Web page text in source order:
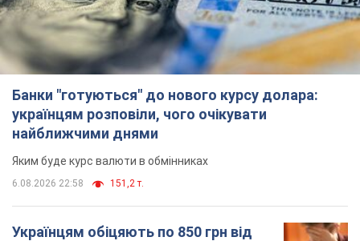
Банки "готуються" до нового курсу долара:
українцям розповіли, чого очікувати
найближчими днями
Яким буде курс валюти в обмінниках
6.08.2026 22:58 151,2 т.
Українцям обіцяють по 850 грн від